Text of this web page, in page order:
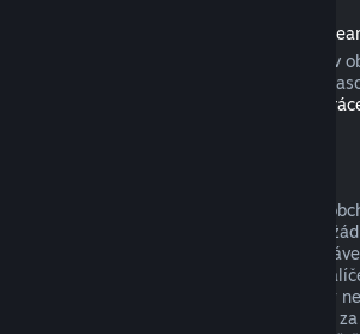
Hardware zakoupený v obchodu služby
U hardwaru a příslušenství zakoupeného v
můžete zažádat o vrácení peněz v rámci
Podmínkách
Peníze utracené za balíček zakoupený v
lze získat zpět v plné výši, pokud nebyla
převedena na jiný účet a součet hodin
balíčku nepřesahuje dvě hodiny. Pokud
položku nebo stáhnutelný obsah, za který
zpět, a tím pádem nelze získat peníze ani